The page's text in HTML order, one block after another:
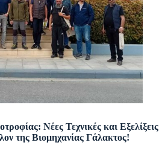
Νέες Τεχνικές και Εξελίξεις
της Βιομηχανίας Γάλακτος!